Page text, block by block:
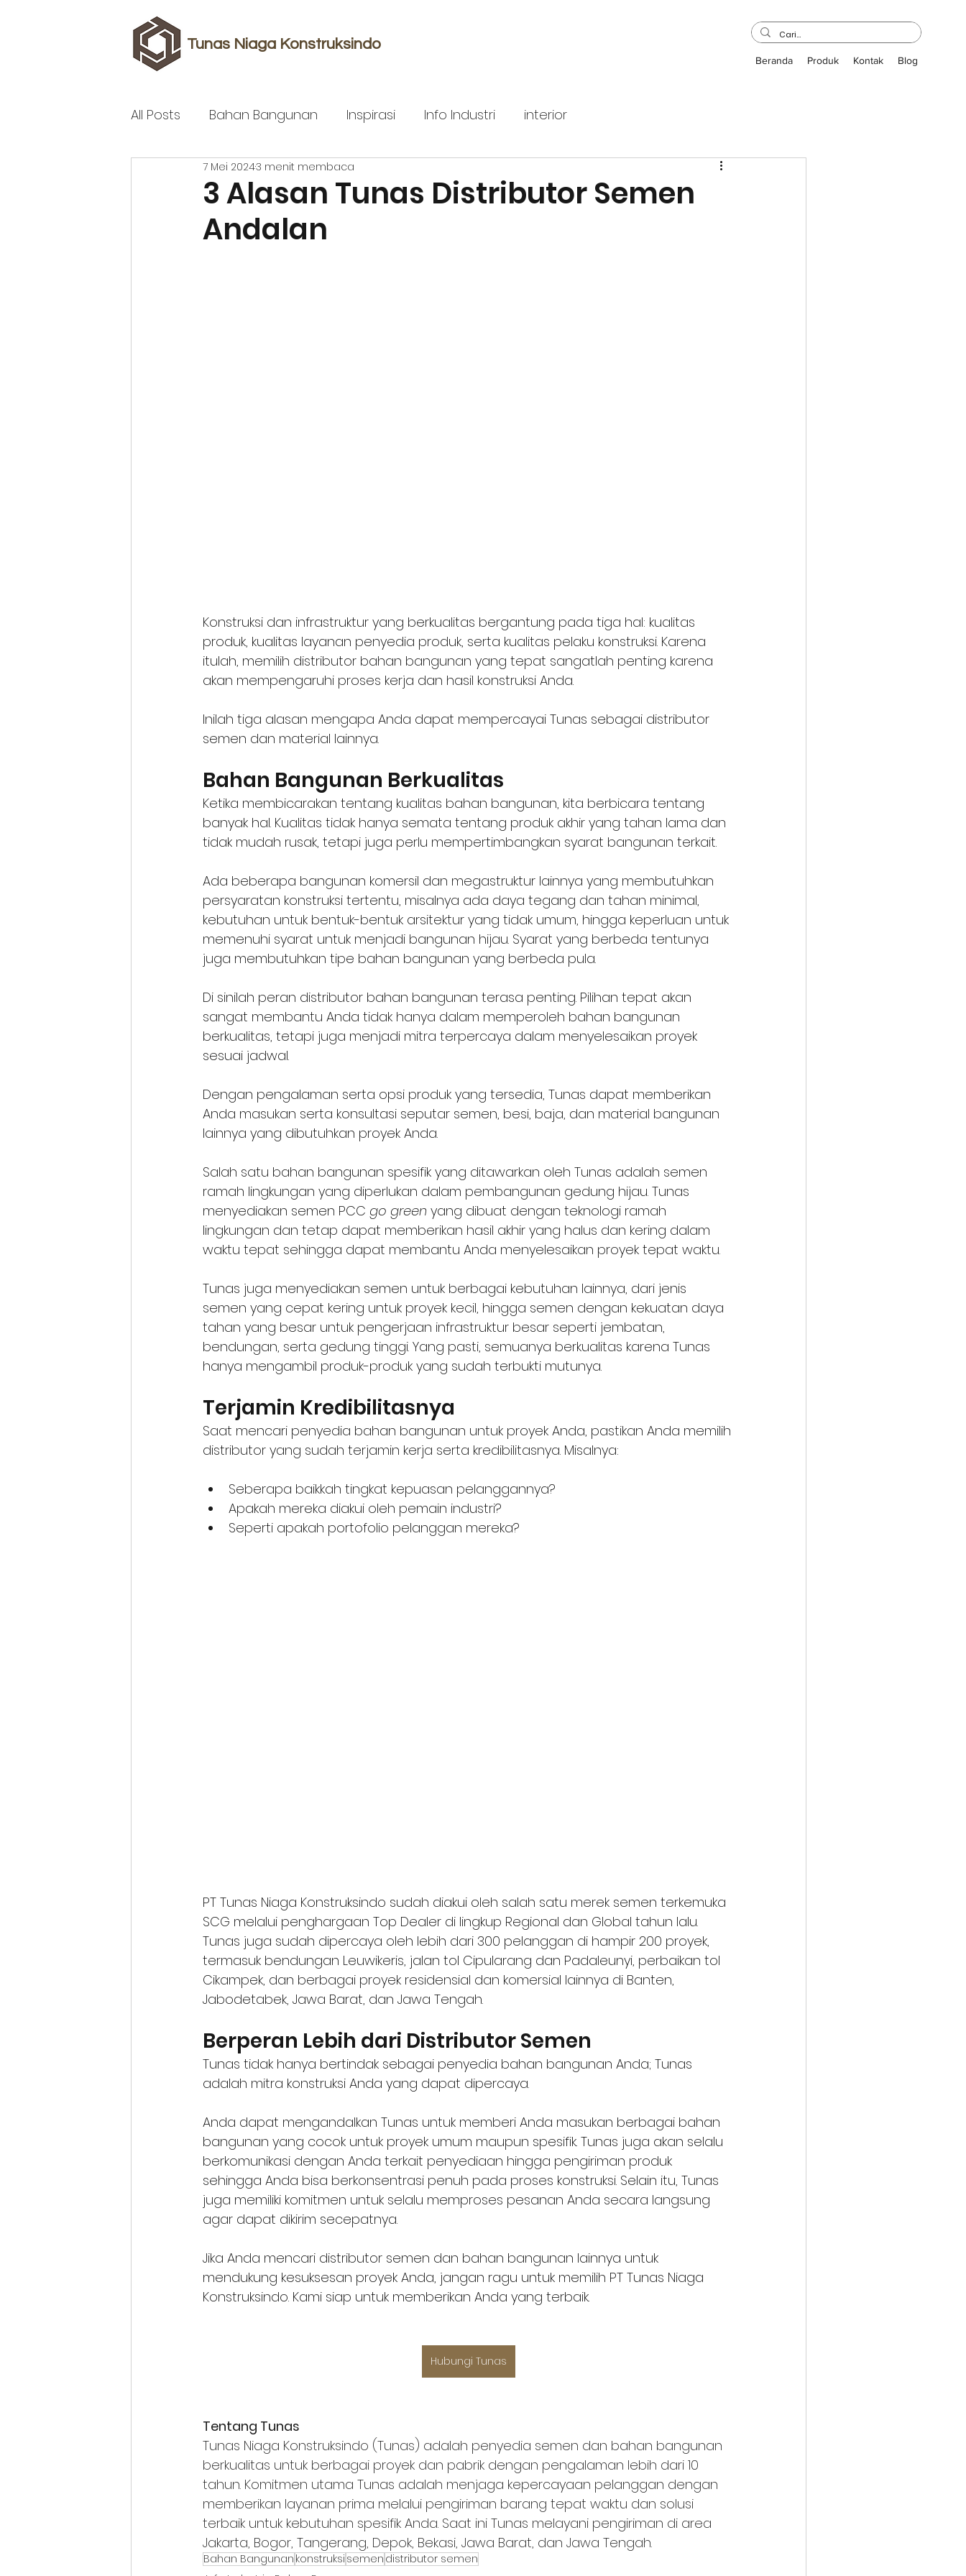
Tunas Niaga Konstruksindo
Beranda Produk Kontak Blog
All Posts Bahan Bangunan Inspirasi Info Industri interior
3 Alasan Tunas Distributor Semen
Andalan
7 Mei 20243 menit membaca
Konstruksi dan infrastruktur yang berkualitas bergantung pada tiga hal: kualitas
produk, kualitas layanan penyedia produk, serta kualitas pelaku konstruksi. Karena
itulah, memilih distributor bahan bangunan yang tepat sangatlah penting karena
akan mempengaruhi proses kerja dan hasil konstruksi Anda.
Inilah tiga alasan mengapa Anda dapat mempercayai Tunas sebagai distributor
semen dan material lainnya.
Bahan Bangunan Berkualitas
Ketika membicarakan tentang kualitas bahan bangunan, kita berbicara tentang
banyak hal. Kualitas tidak hanya semata tentang produk akhir yang tahan lama dan
tidak mudah rusak, tetapi juga perlu mempertimbangkan syarat bangunan terkait.
Ada beberapa bangunan komersil dan megastruktur lainnya yang membutuhkan
persyaratan konstruksi tertentu, misalnya ada daya tegang dan tahan minimal,
kebutuhan untuk bentuk-bentuk arsitektur yang tidak umum, hingga keperluan untuk
memenuhi syarat untuk menjadi bangunan hijau. Syarat yang berbeda tentunya
juga membutuhkan tipe bahan bangunan yang berbeda pula.
Di sinilah peran distributor bahan bangunan terasa penting. Pilihan tepat akan
sangat membantu Anda tidak hanya dalam memperoleh bahan bangunan
berkualitas, tetapi juga menjadi mitra terpercaya dalam menyelesaikan proyek
sesuai jadwal.
Dengan pengalaman serta opsi produk yang tersedia, Tunas dapat memberikan
Anda masukan serta konsultasi seputar semen, besi, baja, dan material bangunan
lainnya yang dibutuhkan proyek Anda.
Salah satu bahan bangunan spesifik yang ditawarkan oleh Tunas adalah semen
ramah lingkungan yang diperlukan dalam pembangunan gedung hijau. Tunas
menyediakan semen PCC go green yang dibuat dengan teknologi ramah
lingkungan dan tetap dapat memberikan hasil akhir yang halus dan kering dalam
waktu tepat sehingga dapat membantu Anda menyelesaikan proyek tepat waktu.
Tunas juga menyediakan semen untuk berbagai kebutuhan lainnya, dari jenis
semen yang cepat kering untuk proyek kecil, hingga semen dengan kekuatan daya
tahan yang besar untuk pengerjaan infrastruktur besar seperti jembatan,
bendungan, serta gedung tinggi. Yang pasti, semuanya berkualitas karena Tunas
hanya mengambil produk-produk yang sudah terbukti mutunya.
Terjamin Kredibilitasnya
Saat mencari penyedia bahan bangunan untuk proyek Anda, pastikan Anda memilih
distributor yang sudah terjamin kerja serta kredibilitasnya. Misalnya:
Seberapa baikkah tingkat kepuasan pelanggannya?
Apakah mereka diakui oleh pemain industri?
Seperti apakah portofolio pelanggan mereka?
PT Tunas Niaga Konstruksindo sudah diakui oleh salah satu merek semen terkemuka
SCG melalui penghargaan Top Dealer di lingkup Regional dan Global tahun lalu.
Tunas juga sudah dipercaya oleh lebih dari 300 pelanggan di hampir 200 proyek,
termasuk bendungan Leuwikeris, jalan tol Cipularang dan Padaleunyi, perbaikan tol
Cikampek, dan berbagai proyek residensial dan komersial lainnya di Banten,
Jabodetabek, Jawa Barat, dan Jawa Tengah.
Berperan Lebih dari Distributor Semen
Tunas tidak hanya bertindak sebagai penyedia bahan bangunan Anda; Tunas
adalah mitra konstruksi Anda yang dapat dipercaya.
Anda dapat mengandalkan Tunas untuk memberi Anda masukan berbagai bahan
bangunan yang cocok untuk proyek umum maupun spesifik. Tunas juga akan selalu
berkomunikasi dengan Anda terkait penyediaan hingga pengiriman produk
sehingga Anda bisa berkonsentrasi penuh pada proses konstruksi. Selain itu, Tunas
juga memiliki komitmen untuk selalu memproses pesanan Anda secara langsung
agar dapat dikirim secepatnya.
Jika Anda mencari distributor semen dan bahan bangunan lainnya untuk
mendukung kesuksesan proyek Anda, jangan ragu untuk memilih PT Tunas Niaga
Konstruksindo. Kami siap untuk memberikan Anda yang terbaik.
Hubungi Tunas
Tentang Tunas
Tunas Niaga Konstruksindo (Tunas) adalah penyedia semen dan bahan bangunan
berkualitas untuk berbagai proyek dan pabrik dengan pengalaman lebih dari 10
tahun. Komitmen utama Tunas adalah menjaga kepercayaan pelanggan dengan
memberikan layanan prima melalui pengiriman barang tepat waktu dan solusi
terbaik untuk kebutuhan spesifik Anda. Saat ini Tunas melayani pengiriman di area
Jakarta, Bogor, Tangerang, Depok, Bekasi, Jawa Barat, dan Jawa Tengah.
Bahan Bangunan konstruksi semen distributor semen